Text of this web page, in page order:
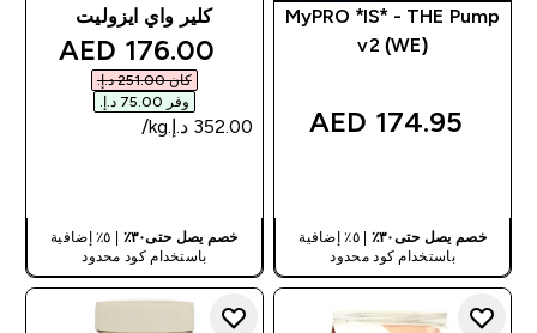
MyPRO *IS* - THE Pump
v2 (WE)
174.95 AED‎
خصم يصل حتى٣٠٪
| ٥٪ إضافية
باستخدام كود محدود
كلير واي ايزوليت
price
176.00 AED‎
كان ‏251.00 د.إ.‏‎
وفر ‏75.00 د.إ.‏‎
خصم يصل حتى٣٠٪
| ٥٪ إضافية
باستخدام كود محدود